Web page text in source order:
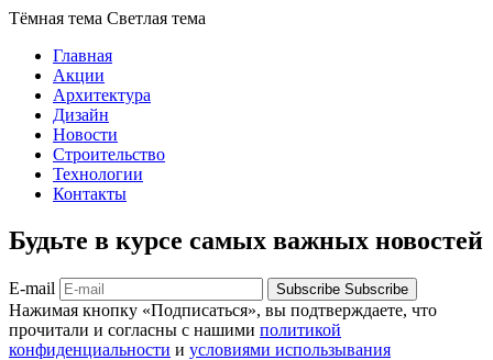
Тёмная тема Светлая тема
Главная
Акции
Архитектура
Дизайн
Новости
Строительство
Технологии
Контакты
Будьте в курсе самых важных новостей
E-mail Subscribe Subscribe
Нажимая кнопку «Подписаться», вы подтверждаете, что
прочитали и согласны с нашими политикой
конфиденциальности и условиями использывания